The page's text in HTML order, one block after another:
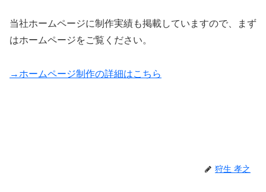
当社ホームページに制作実績も掲載していますので、まず
はホームページをご覧ください。
→ホームページ制作の詳細はこちら
狩生 孝之